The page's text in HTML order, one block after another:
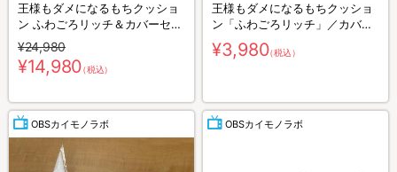
王様もダメになるもちクッショ
ン ふわごろリッチ＆カバーセッ
ト
¥24,980
¥14,980（税込）
王様もダメになるもちクッショ
ン「ふわごろリッチ」／カバー
（無地タイプ）
¥3,980（税込）
OBSカイモノラボ OBSカイモノラボ